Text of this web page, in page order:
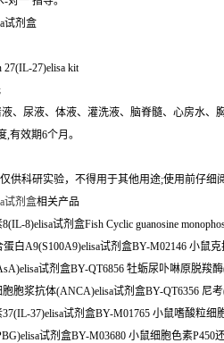
试剂盒
27(IL-27)elisa kit
、尿液、体液、灌洗液、脑脊髓、心房水、
有效期6个月。
供科研实验，不得用于其他用途;使用前仔细
试剂盒相关产品
8)elisa试剂盒Fish Cyclic guanosine
白A9(S100A9)elisa试剂盒BY-M02146 小鼠
试剂盒BY-QT6856 牡蛎尿卟啉原脱羧
胞浆抗体(ANCA)elisa试剂盒BY-QT6356 尼
37)elisa试剂盒BY-M01765 小鼠嗜酸粒细
试剂盒BY-M03680 小鼠细胞色素P450